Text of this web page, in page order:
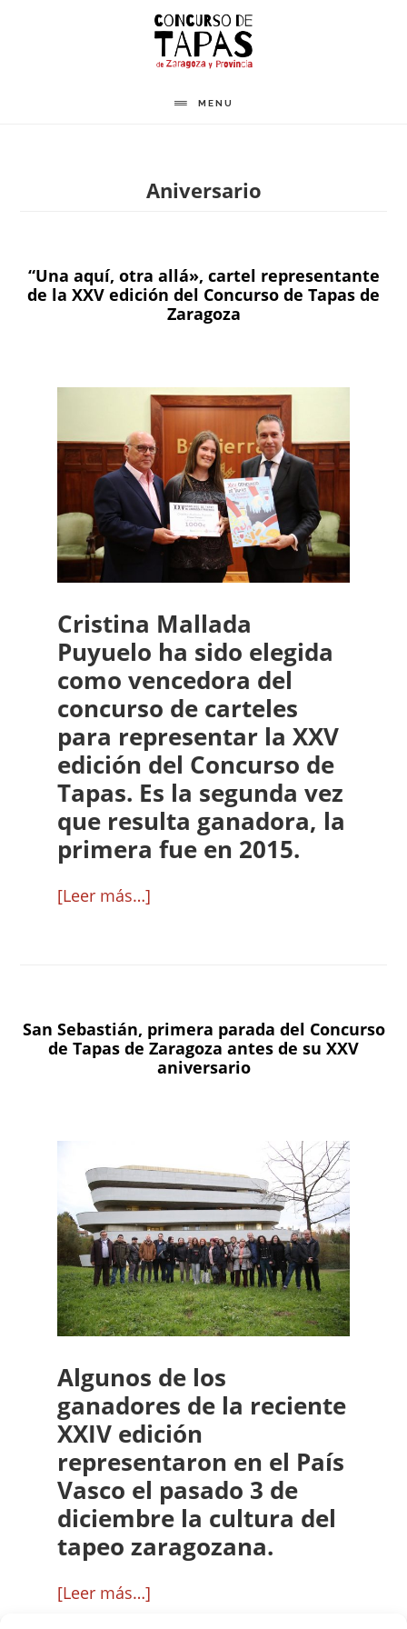
MENU
Aniversario
“Una aquí, otra allá», cartel representante
de la XXV edición del Concurso de Tapas de
Zaragoza
Cristina Mallada
Puyuelo ha sido elegida
como vencedora del
concurso de carteles
para representar la XXV
edición del Concurso de
Tapas. Es la segunda vez
que resulta ganadora, la
primera fue en 2015.
[Leer más…]acerca
allá»,
cartel
XXV
edición
del
Concurso
de
Tapas
Zaragoza
San Sebastián, primera parada del Concurso
de Tapas de Zaragoza antes de su XXV
aniversario
Algunos de los
ganadores de la reciente
XXIV edición
representaron en el País
Vasco el pasado 3 de
diciembre la cultura del
tapeo zaragozana.
[Leer más…]acerca